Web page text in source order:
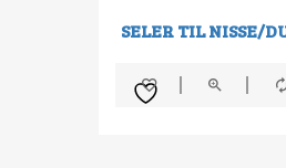
SELER TIL NISSE/